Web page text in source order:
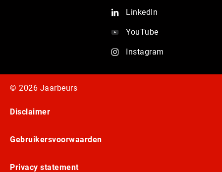
LinkedIn
YouTube
Instagram
© 2026 Jaarbeurs
Disclaimer
Gebruikersvoorwaarden
Privacy statement